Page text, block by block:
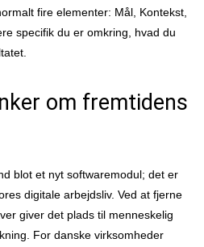
fire elementer: Mål, Kontekst,
specifik du er omkring, hvad du
om fremtidens
blot et nyt softwaremodul; det er
digitale arbejdsliv. Ved at fjerne
giver det plads til menneskelig
For danske virksomheder